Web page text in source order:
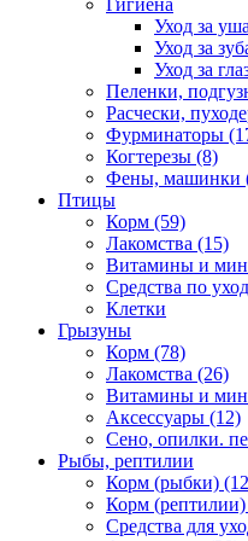
Гигиена
Уход за
Уход за
Уход за
Пеленки,
Расчески,
Фурминаторы
Когтерезы (8)
Фены, машинки
Птицы
Корм (59)
Лакомства (15)
Витамины и
Средства по
Клетки
Грызуны
Корм (78)
Лакомства (26)
Витамины и
Аксессуары (12)
Сено, опилки.
Рыбы, рептилии
Корм (рыбки)
Корм (рептилии)
Средства для